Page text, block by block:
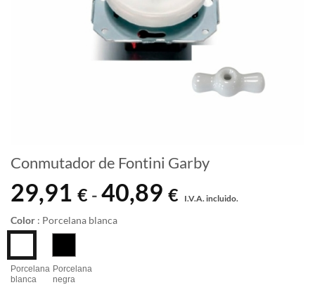
Conmutador de Fontini Garby
29,91 € - 40,89 €
de
I.V.A. incluido.
Color : Porcelana blanca
Porcelana
blanca
Porcelana
negra